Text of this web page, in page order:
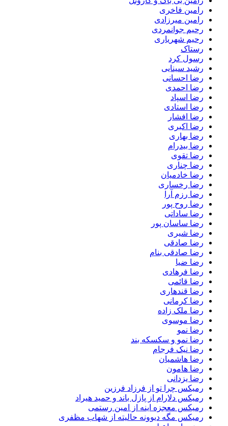
رامین فاخری
رامین میرزادی
رحیم جوانمردی
رحیم شهریاری
رستاک
رسول کرد
رشید سینایی
رضا احسانی
رضا احمدی
رضا اسپاد
رضا استادی
رضا افشار
رضا اکبری
رضا بهاری
رضا بیدرام
رضا تقوی
رضا چناری
رضا خادمیان
رضا رخساری
رضا رزم آرا
رضا روح پور
رضا ساداتی
رضا ساسان پور
رضا شیری
رضا صادقی
رضا صادقی بنام
رضا ضیا
رضا فرهادی
رضا قائمی
رضا قندهاری
رضا کرمانی
رضا ملک زاده
رضا موسوی
رضا نمو
رضا نمو و سکسکه بند
رضا نیک فرجام
رضا هاشمیان
رضا هامون
رضا یزدانی
رمیکس چرا تو از فرزاد فرزین
رمیکس دلارام از پازل باند و حمید هیراد
رمیکس معجزه اینه از امین رستمی
رمیکس مگه دیوونه حالیته از شهاب مظفری